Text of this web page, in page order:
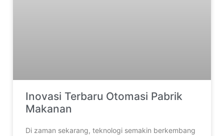
Inovasi Terbaru Otomasi Pabrik
Makanan
Di zaman sekarang, teknologi semakin berkembang